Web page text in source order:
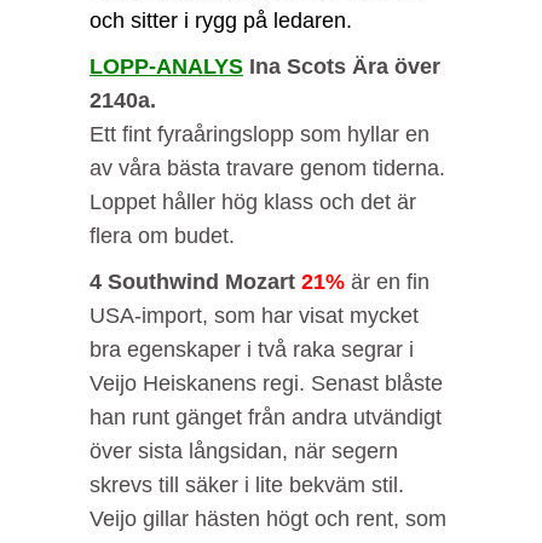
och sitter i rygg på ledaren.
LOPP-ANALYS Ina Scots Ära över
2140a.
Ett fint fyraåringslopp som hyllar en
av våra bästa travare genom tiderna.
Loppet håller hög klass och det är
flera om budet.
4 Southwind Mozart 21% är en fin
USA-import, som har visat mycket
bra egenskaper i två raka segrar i
Veijo Heiskanens regi. Senast blåste
han runt gänget från andra utvändigt
över sista långsidan, när segern
skrevs till säker i lite bekväm stil.
Veijo gillar hästen högt och rent, som